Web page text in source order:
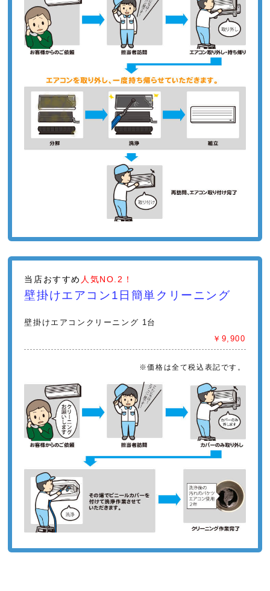
当店おすすめ 人気NO.2！
壁掛けエアコン1日簡単クリーニング
壁掛けエアコンクリーニング 1台
￥9,900
※価格は全て税込表記です。